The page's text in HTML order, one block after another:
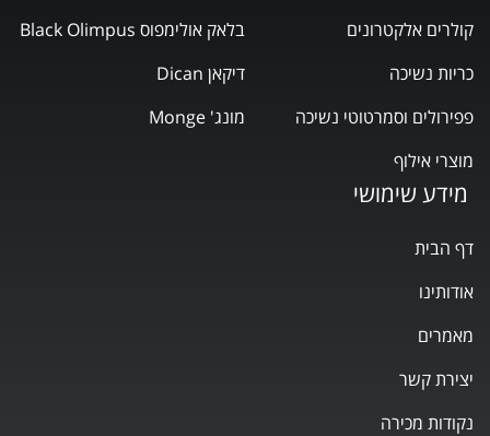
מידע שימושי
דף הבית
אודותינו
מאמרים
יצירת קשר
נקודות מכירה
בלאק אולימפוס Black Olimpus
דיקאן Dican
מונג' Monge
קולרים אלקטרונים
כריות נשיכה
פפירולים וסמרטוטי נשיכה
מוצרי אילוף